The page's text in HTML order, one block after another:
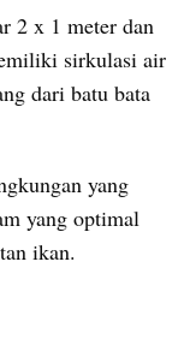
2 x 1 meter dan
sirkulasi air
dari batu bata
yang
yang optimal
ikan.